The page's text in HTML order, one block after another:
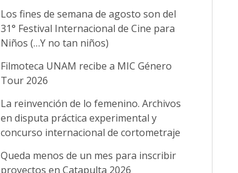
Los fines de semana de agosto son del
31° Festival Internacional de Cine para
Niños (…Y no tan niños)
Filmoteca UNAM recibe a MIC Género
Tour 2026
La reinvención de lo femenino. Archivos
en disputa práctica experimental y
concurso internacional de cortometraje
Queda menos de un mes para inscribir
proyectos en Catapulta 2026